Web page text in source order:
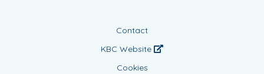
Contact
KBC Website
Cookies